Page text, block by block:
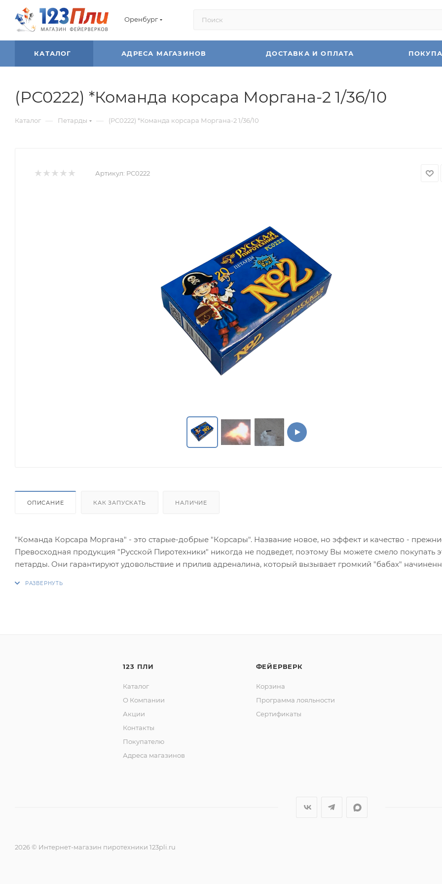
Оренбург
КАТАЛОГ АДРЕСА МАГАЗИНОВ ДОСТАВКА И ОПЛАТА
(РС0222) *Команда корсара Моргана-2 1/36/10
Каталог — Петарды — (РС0222) *Команда корсара Моргана-2 1/36/10
Артикул: РС0222
ОПИСАНИЕ КАК ЗАПУСКАТЬ НАЛИЧИЕ
"Команда Корсара Моргана" - это старые-добрые "Корсары". Название новое, но эффект и качество -
Превосходная продукция "Русской Пиротехники" никогда не подведет, поэтому Вы можете смело покупать
петарды. Они гарантируют удовольствие и прилив адреналина, который вызывает громкий "бабах"
123 ПЛИ
Каталог
О Компании
Акции
Контакты
Покупателю
Адреса магазинов
ФЕЙЕРВЕРК
Корзина
Программа лояльности
Сертификаты
2026 © Интернет-магазин пиротехники 123pli.ru